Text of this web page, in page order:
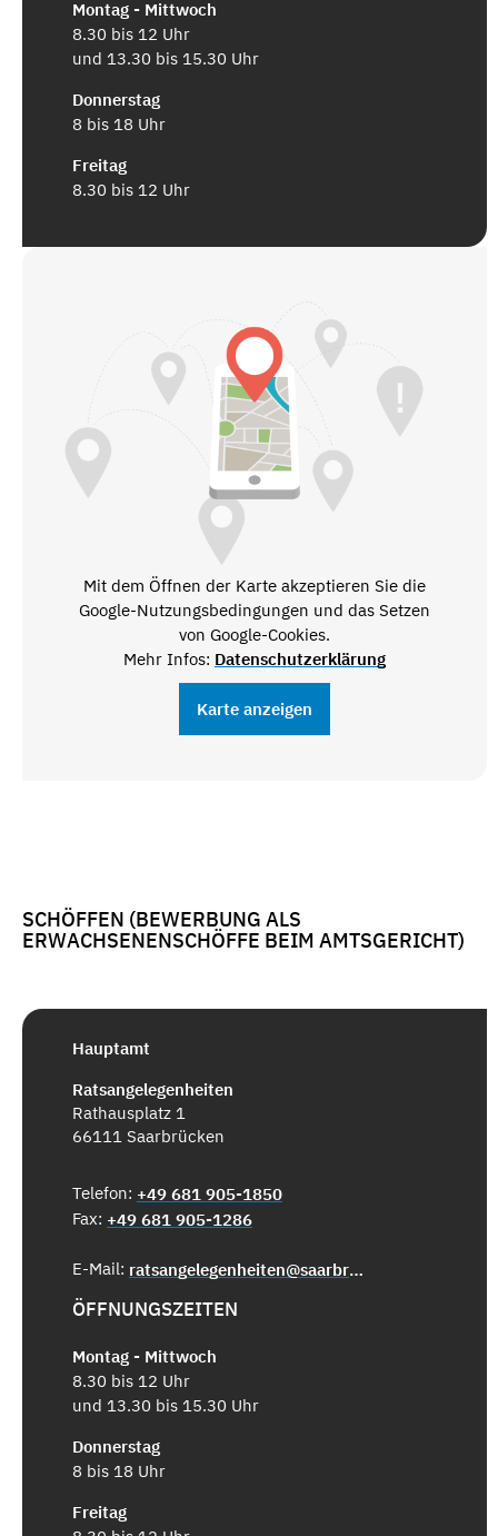
Montag - Mittwoch
8.30 bis 12 Uhr
und 13.30 bis 15.30 Uhr
Donnerstag
8 bis 18 Uhr
Freitag
8.30 bis 12 Uhr
Mit dem Öffnen der Karte akzeptieren Sie die
Google-Nutzungsbedingungen und das Setzen
von Google-Cookies.
Mehr Infos: Datenschutzerklärung
Karte anzeigen
SCHÖFFEN (BEWERBUNG ALS
ERWACHSENENSCHÖFFE BEIM AMTSGERICHT)
Hauptamt
Ratsangelegenheiten
Rathausplatz 1
66111 Saarbrücken
Telefon: +49 681 905-1850
Fax: +49 681 905-1286
E-Mail: ratsangelegenheiten@saarbruecken.de
ÖFFNUNGSZEITEN
Montag - Mittwoch
8.30 bis 12 Uhr
und 13.30 bis 15.30 Uhr
Donnerstag
8 bis 18 Uhr
Freitag